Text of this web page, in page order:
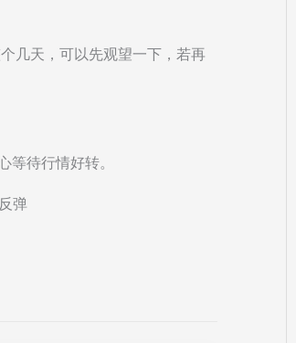
几天，可以先观望一下，若再
待行情好转。
弹